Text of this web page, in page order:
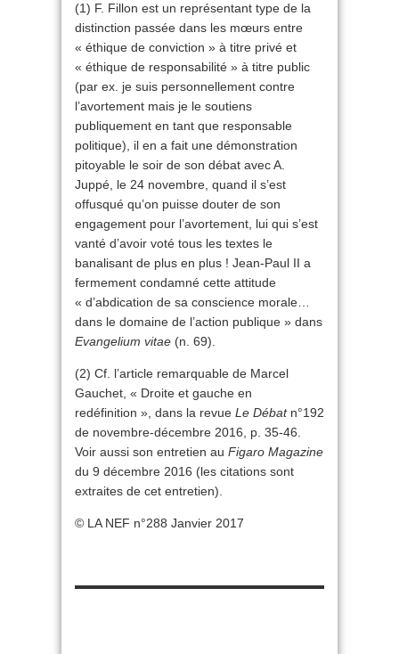
(1) F. Fillon est un représentant type de la
distinction passée dans les mœurs entre
« éthique de conviction » à titre privé et
« éthique de responsabilité » à titre public
(par ex. je suis personnellement contre
l’avortement mais je le soutiens
publiquement en tant que responsable
politique), il en a fait une démonstration
pitoyable le soir de son débat avec A.
Juppé, le 24 novembre, quand il s’est
offusqué qu’on puisse douter de son
engagement pour l’avortement, lui qui s’est
vanté d’avoir voté tous les textes le
banalisant de plus en plus ! Jean-Paul II a
fermement condamné cette attitude
« d’abdication de sa conscience morale…
dans le domaine de l’action publique » dans
Evangelium vitae (n. 69).
(2) Cf. l’article remarquable de Marcel
Gauchet, « Droite et gauche en
redéfinition », dans la revue Le Débatn°192
de novembre-décembre 2016, p. 35-46.
Voir aussi son entretien au Figaro Magazine
du 9 décembre 2016 (les citations sont
extraites de cet entretien).
© LA NEF n°288 Janvier 2017